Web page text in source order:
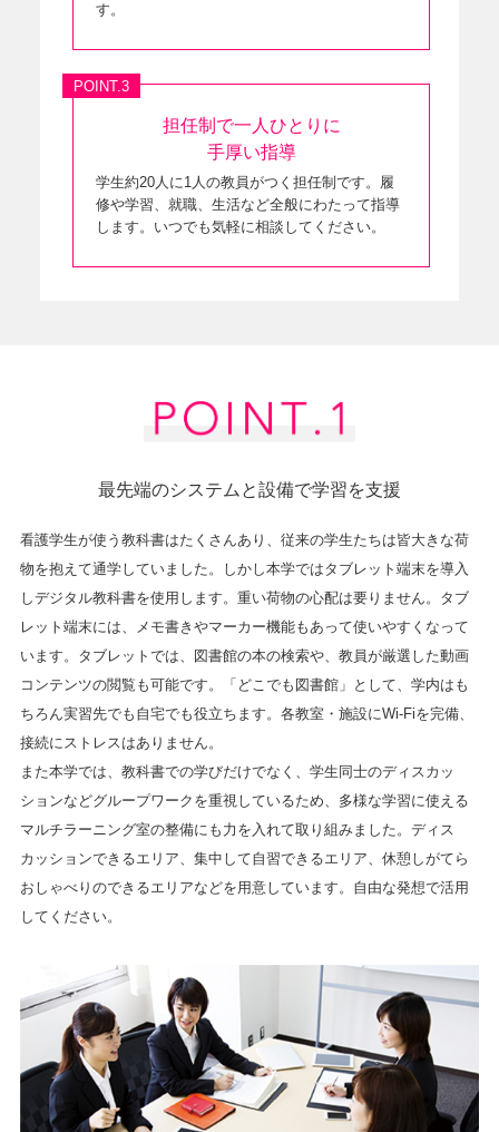
す。
POINT.3
担任制で一人ひとりに
手厚い指導
学生約20人に1人の教員がつく担任制です。履
修や学習、就職、生活など全般にわたって指導
します。いつでも気軽に相談してください。
最先端のシステムと設備で学習を支援
看護学生が使う教科書はたくさんあり、従来の学生たちは皆大きな荷
物を抱えて通学していました。しかし本学ではタブレット端末を導入
しデジタル教科書を使用します。重い荷物の心配は要りません。タブ
レット端末には、メモ書きやマーカー機能もあって使いやすくなって
います。タブレットでは、図書館の本の検索や、教員が厳選した動画
コンテンツの閲覧も可能です。「どこでも図書館」として、学内はも
ちろん実習先でも自宅でも役立ちます。各教室・施設にWi-Fiを完備、
接続にストレスはありません。
また本学では、教科書での学びだけでなく、学生同士のディスカッ
ションなどグループワークを重視しているため、多様な学習に使える
マルチラーニング室の整備にも力を入れて取り組みました。ディス
カッションできるエリア、集中して自習できるエリア、休憩しがてら
おしゃべりのできるエリアなどを用意しています。自由な発想で活用
してください。